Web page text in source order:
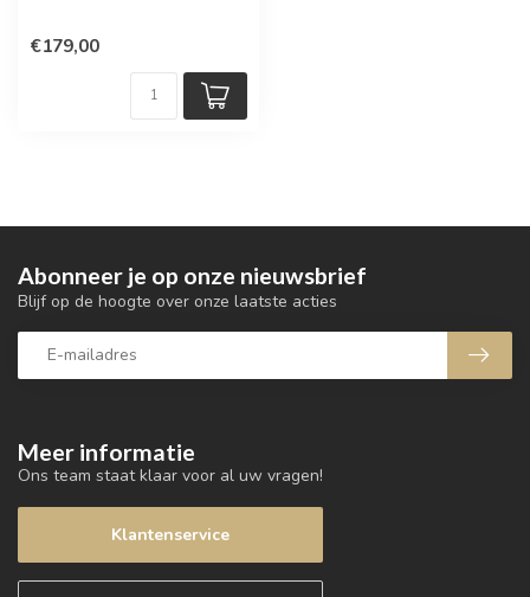
€179,00
Meer informatie
Ons team staat klaar voor al uw vragen!
Klantenservice
Abonneer je op onze nieuwsbrief
Blijf op de hoogte over onze laatste acties